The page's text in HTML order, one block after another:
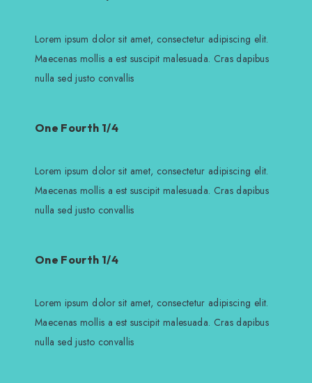
Lorem ipsum dolor sit amet, consectetur adipiscing elit.
Maecenas mollis a est suscipit malesuada. Cras dapibus
nulla sed justo convallis
One Fourth 1/4
Lorem ipsum dolor sit amet, consectetur adipiscing elit.
Maecenas mollis a est suscipit malesuada. Cras dapibus
nulla sed justo convallis
One Fourth 1/4
Lorem ipsum dolor sit amet, consectetur adipiscing elit.
Maecenas mollis a est suscipit malesuada. Cras dapibus
nulla sed justo convallis